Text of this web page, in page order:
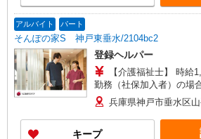
日曜祝日：時給1,815円〜 ◎身体介助、生活援助
アルバイト パート
そんぽの家S 神戸東垂水/2104bc2
登録ヘルパー
【介護福祉士】 時給1,595円 ◎週20時間以上
勤務（社保加入者）の場合は
夜間（〜8:00、18:00〜）
祝日：時給1,895円〜 【実務者研修・初任者研修
（ヘルパー1級・2級）】 時給1,515円 ◎週20時間
以上勤務（社保加入者）の
兵庫県神戸市垂水区
キープ